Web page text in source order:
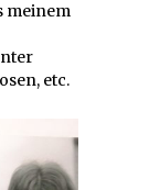
meinem
etc.